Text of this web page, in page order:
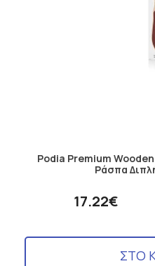
Podia Premium
Ράσπα
17.22€
ΣΤΟ